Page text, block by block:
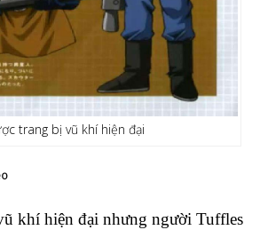
trang bị vũ khí hiện đại
khí hiện đại nhưng người Tuffles